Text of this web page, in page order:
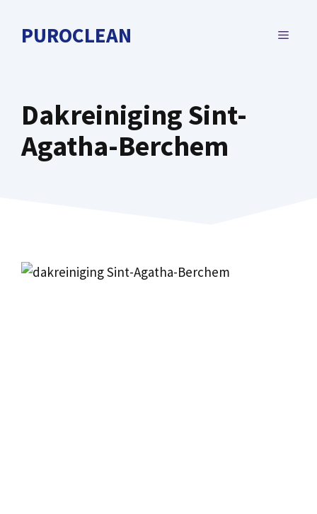
naarPUROCLEAN MENU
Dakreiniging Sint-
Agatha-Berchem